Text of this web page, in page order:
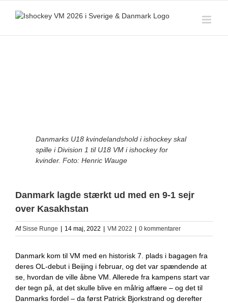
Danmarks U18 kvindelandshold i ishockey skal
spille i Division 1 til U18 VM i ishockey for
kvinder. Foto: Henric Wauge
Danmark lagde stærkt ud med en 9-1 sejr
over Kasakhstan
AfSisse Runge 14 maj, 2022 VM 2022 0 kommentarer
Danmark kom til VM med en historisk 7. plads i bagagen fra
deres OL-debut i Beijing i februar, og det var spændende at
se, hvordan de ville åbne VM. Allerede fra kampens start var
der tegn på, at det skulle blive en målrig affære – og det til
Danmarks fordel – da først Patrick Bjorkstrand og derefter